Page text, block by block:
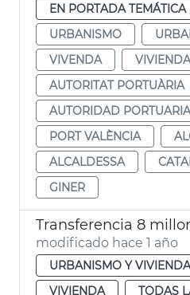
EN PORTADA TEMÁTICA
URBANISMO
VIVENDA
VIVIENDA
AUTORITAT PORTUÀRIA
AUTORIDAD PORTUARIA
PORT VALÈNCIA
ALCALDESSA
GINER
modificado hace 1 año
URBANISMO Y VIVIENDA
VIVIENDA
TODAS